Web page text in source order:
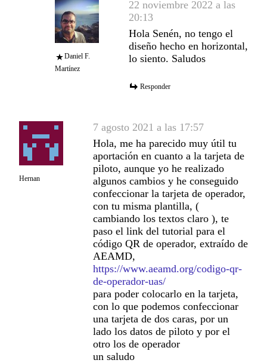
Daniel F.
Martínez
22 noviembre 2022 a las
20:13
Hola Senén, no tengo el
diseño hecho en horizontal,
lo siento. Saludos
Responder
Hernan
7 agosto 2021 a las 17:57
Hola, me ha parecido muy útil tu
aportación en cuanto a la tarjeta de
piloto, aunque yo he realizado
algunos cambios y he conseguido
confeccionar la tarjeta de operador,
con tu misma plantilla, (
cambiando los textos claro ), te
paso el link del tutorial para el
código QR de operador, extraído de
AEAMD,
https://www.aeamd.org/codigo-qr-
de-operador-uas/
para poder colocarlo en la tarjeta,
con lo que podemos confeccionar
una tarjeta de dos caras, por un
lado los datos de piloto y por el
otro los de operador
un saludo